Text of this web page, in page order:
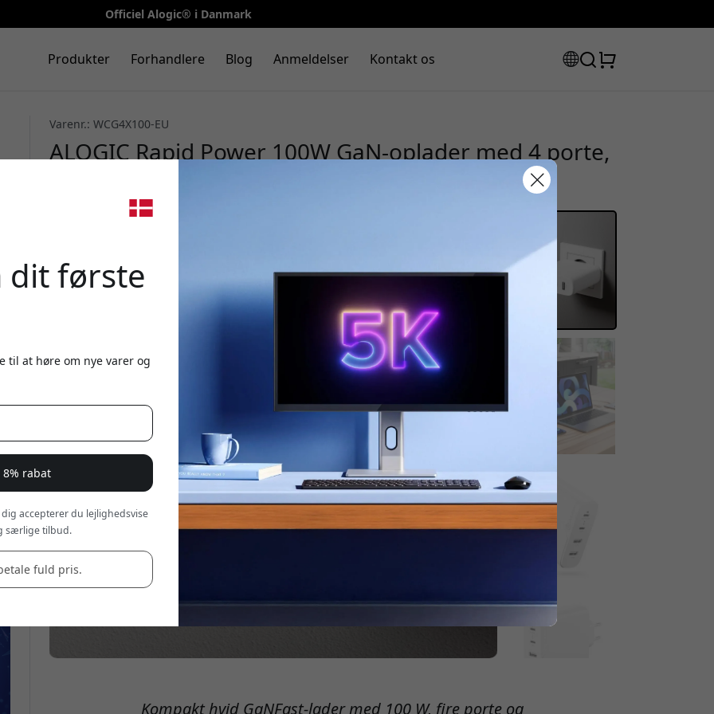
Officiel Alogic® i Danmark
Produkter Forhandlere Blog Anmeldelser Kontakt os
Varenr.: WCG4X100-EU
ALOGIC Rapid Power 100W GaN-oplader med 4 porte,
USB-C og USB-A til laptop, tablet og mobil - Hvid
Kompakt hvid GaNFast-lader med 100 W, fire porte og
dit første
til at høre om nye varer og
8% rabat
accepterer du lejlighedsvise
særlige tilbud.
fuld pris.
Brug denne kode ved kassen for at få 8% rabat.